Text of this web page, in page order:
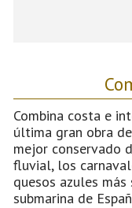
Combina costa e
última gran obra
mejor conservado
fluvial, los
quesos azules más
submarina de